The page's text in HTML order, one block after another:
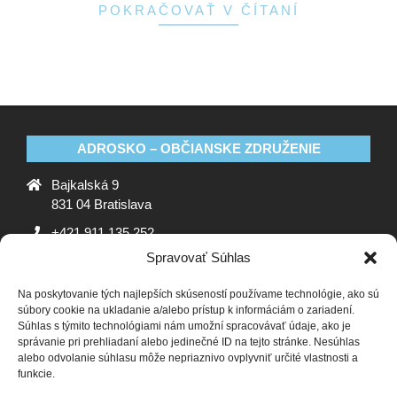
Spravovať Súhlas
Na poskytovanie tých najlepších skúseností používame technológie, ako sú
súbory cookie na ukladanie a/alebo prístup k informáciám o zariadení.
Súhlas s týmito technológiami nám umožní spracovávať údaje, ako je
správanie pri prehliadaní alebo jedinečné ID na tejto stránke. Nesúhlas
alebo odvolanie súhlasu môže nepriaznivo ovplyvniť určité vlastnosti a
funkcie.
POKRAČOVAŤ V ČÍTANÍ
ADROSKO – OBČIANSKE ZDRUŽENIE
Bajkalská 9
831 04 Bratislava
+421 911 135 252
ADROSKO
Stanovy OZ Ochrana osobných údajov
Zásady
používania súborov cookie (EÚ)
Vyhlásenie o ochrane
osobných údajov (EU)